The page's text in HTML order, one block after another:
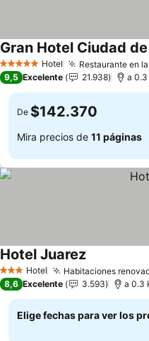
5 Estrellas Hotel Restaurante en
Gran Hotel Ciudad
9,5 Excelente 21.938 a 0.3
De $142.370
Mira precios de 11 páginas
3 Estrellas
Hotel Habitaciones
Hotel Juarez
8,6 Excelente 3.593 a 0.3
Elige fechas para ver los